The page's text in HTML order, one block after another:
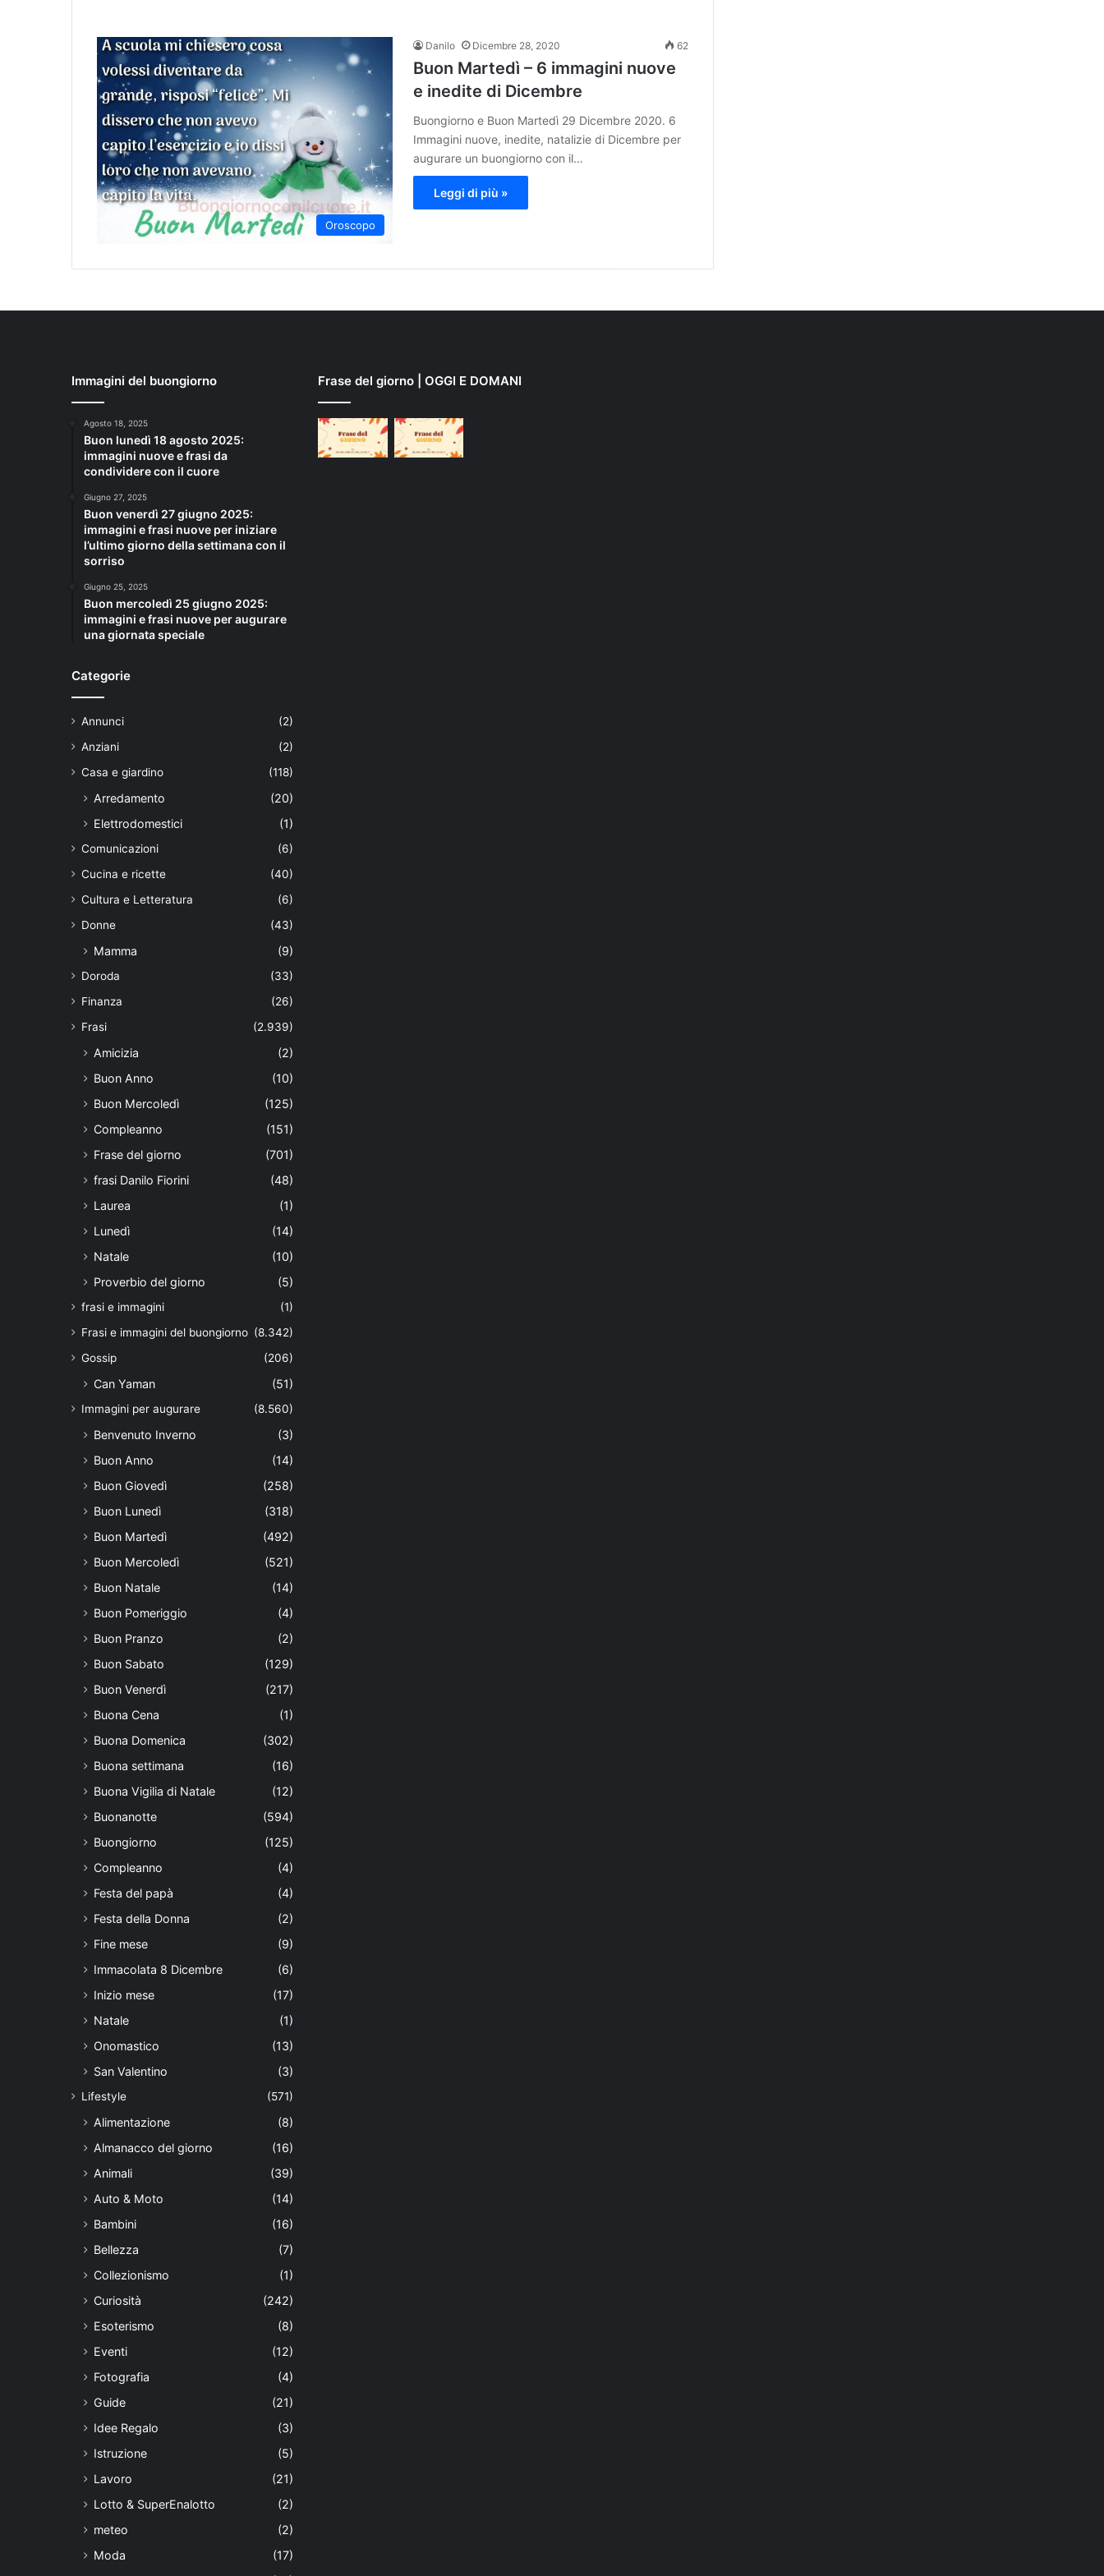
Oroscopo
Danilo Dicembre 28, 2020 62
Buon Martedì – 6 immagini nuove
e inedite di Dicembre
Buongiorno e Buon Martedì 29 Dicembre 2020. 6
Immagini nuove, inedite, natalizie di Dicembre per
augurare un buongiorno con il…
Leggi di più »
Immagini del buongiorno
Agosto 18, 2025
Buon lunedì 18 agosto 2025:
immagini nuove e frasi da
condividere con il cuore
Giugno 27, 2025
Buon venerdì 27 giugno 2025:
immagini e frasi nuove per iniziare
l’ultimo giorno della settimana con il
sorriso
Giugno 25, 2025
Buon mercoledì 25 giugno 2025:
immagini e frasi nuove per augurare
una giornata speciale
Categorie
Annunci
(2)
Anziani
(2)
Casa e giardino
(118)
Arredamento
(20)
Elettrodomestici
(1)
Comunicazioni
(6)
Cucina e ricette
(40)
Cultura e Letteratura
(6)
Donne
(43)
Mamma (9)
Doroda
(33)
Finanza
(26)
Frasi
(2.939)
Amicizia
(2)
Buon Anno
(10)
Buon Mercoledì
(125)
Compleanno
(151)
Frase del giorno
(701)
frasi Danilo Fiorini
(48)
Laurea
(1)
Lunedì
(14)
Natale
(10)
Proverbio del giorno
(5)
frasi e immagini
(1)
Frasi e immagini del buongiorno (8.342)
Gossip
(206)
Can Yaman (51)
Immagini per augurare (8.560)
Benvenuto Inverno
(3)
Buon Anno
(14)
Buon Giovedì
(258)
Buon Lunedì
(318)
Buon Martedì
(492)
Buon Mercoledì
(521)
Buon Natale
(14)
Buon Pomeriggio
(4)
Buon Pranzo
(2)
Buon Sabato
(129)
Buon Venerdì
(217)
Buona Cena
(1)
Buona Domenica
(302)
Buona settimana
(16)
Buona Vigilia di Natale
(12)
Buonanotte
(594)
Buongiorno
(125)
Compleanno
(4)
Festa del papà
(4)
Festa della Donna
(2)
Fine mese
(9)
Immacolata 8 Dicembre
(6)
Inizio mese
(17)
Natale
(1)
Onomastico
(13)
San Valentino
(3)
Lifestyle (571)
Alimentazione
(8)
Almanacco del giorno
(16)
Animali
(39)
Auto & Moto
(14)
Bambini
(16)
Bellezza
(7)
Collezionismo
(1)
Curiosità
(242)
Esoterismo
(8)
Eventi
(12)
Fotografia
(4)
Guide
(21)
Idee Regalo
(3)
Istruzione
(5)
Lavoro
(21)
Lotto & SuperEnalotto
(2)
meteo
(2)
Moda
(17)
Frase del giorno | OGGI E DOMANI